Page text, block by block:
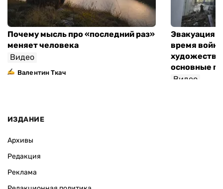
Почему мысль про «последний раз»
меняет человека
Видео
Валентин Ткач
Эвакуация
время
основные
Видео
ИЗДАНИЕ
Архивы
Редакция
Реклама